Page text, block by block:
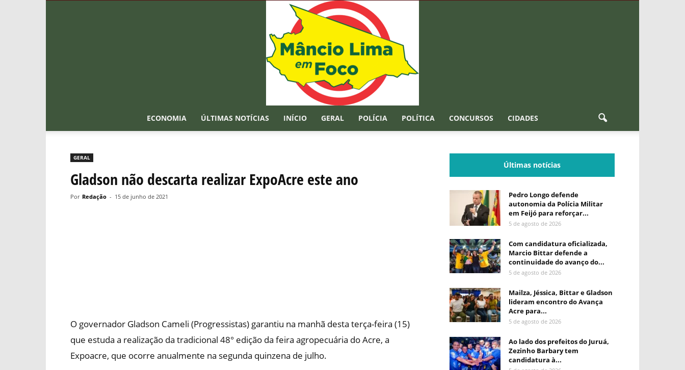
Foco
ECONOMIA ÚLTIMAS NOTÍCIAS INÍCIO GERAL POLÍCIA POLÍTICA CONCURSOS CIDADES
GERAL
Gladson não descarta realizar ExpoAcre este ano
Por Redação - 15 de junho de 2021
O governador Gladson Cameli (Progressistas) garantiu na manhã desta terça-feira (15)
que estuda a realização da tradicional 48° edição da feira agropecuária do Acre, a
Expoacre, que ocorre anualmente na segunda quinzena de julho.
Últimas notícias
Pedro Longo defende
autonomia da Polícia Militar
em Feijó para reforçar...
5 de agosto de 2026
Com candidatura oficializada,
Marcio Bittar defende a
continuidade do avanço do...
5 de agosto de 2026
Mailza, Jéssica, Bittar e Gladson
lideram encontro do Avança
Acre para...
5 de agosto de 2026
Ao lado dos prefeitos do Juruá,
Zezinho Barbary tem
candidatura à...